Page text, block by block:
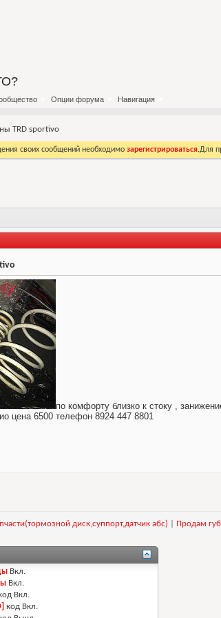
Опции форума Навигация
TRD sportivo
своих сообщений необходимо зарегистрироваться.Для
по комфорту близко к стоку ,
цена 6500 телефон 8924 447 8801
диск,суппорт,датчик абс) Продам
Вкл.
Вкл.
Вкл.
код Вкл.